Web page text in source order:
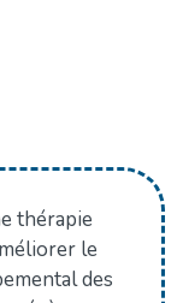
thérapie
le
des